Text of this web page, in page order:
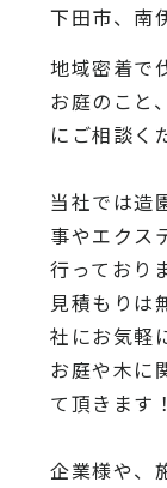
下田市、南
地域密着で
お庭のこと
にご相談く
当社では造
事やエクス
行っており
見積もりは
社にお気軽
お庭や木に
て頂きます！
企業様や、